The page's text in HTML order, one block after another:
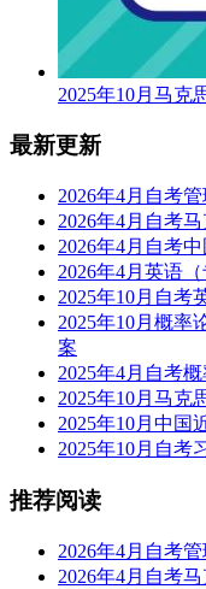
2025年10月马克
最新更新
2026年4月自考
2026年4月自考
2026年4月自考
2026年4月英语
2025年10月自考
2025年10月概率
案
2025年4月自考
2025年10月马克
2025年10月中国
2025年10月自考
推荐阅读
2026年4月自考
2026年4月自考